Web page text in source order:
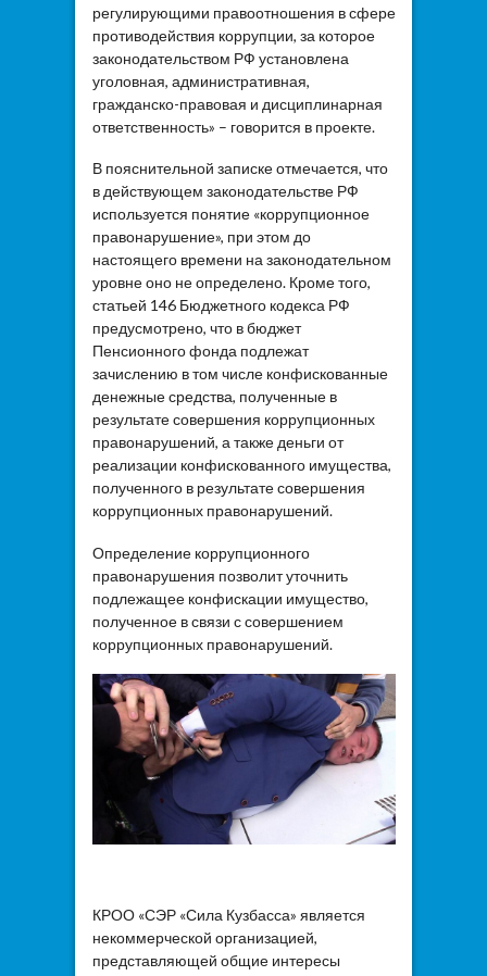
регулирующими правоотношения в сфере
противодействия коррупции, за которое
законодательством РФ установлена
уголовная, административная,
гражданско-правовая и дисциплинарная
ответственность» – говорится в проекте.
В пояснительной записке отмечается, что
в действующем законодательстве РФ
используется понятие «коррупционное
правонарушение», при этом до
настоящего времени на законодательном
уровне оно не определено. Кроме того,
статьей 146 Бюджетного кодекса РФ
предусмотрено, что в бюджет
Пенсионного фонда подлежат
зачислению в том числе конфискованные
денежные средства, полученные в
результате совершения коррупционных
правонарушений, а также деньги от
реализации конфискованного имущества,
полученного в результате совершения
коррупционных правонарушений.
Определение коррупционного
правонарушения позволит уточнить
подлежащее конфискации имущество,
полученное в связи с совершением
коррупционных правонарушений.
КРОО «СЭР «Сила Кузбасса» является
некоммерческой организацией,
представляющей общие интересы